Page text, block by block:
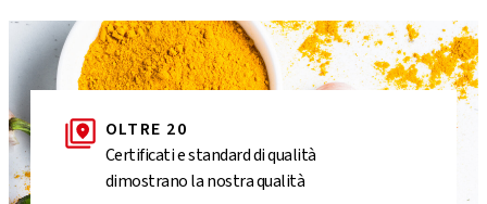
OLTRE 20
Certificati e standard di qualità
dimostrano la nostra qualità